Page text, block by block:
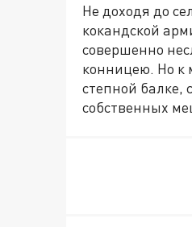
Не доходя до
кокандской
совершенно
конницею. Но к
степной балке,
собственных